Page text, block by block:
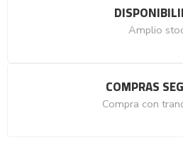
Amplio
COMPRAS
Compra con